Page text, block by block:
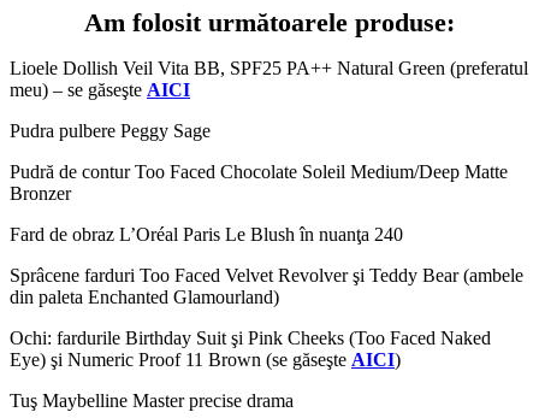
Am folosit următoarele produse:
Lioele Dollish Veil Vita BB, SPF25 PA++ Natural Green (preferatul
meu) – se găseşte AICI
Pudra pulbere Peggy Sage
Pudră de contur Too Faced Chocolate Soleil Medium/Deep Matte
Bronzer
Fard de obraz L’Oréal Paris Le Blush în nuanţa 240
Sprâcene farduri Too Faced Velvet Revolver şi Teddy Bear (ambele
din paleta Enchanted Glamourland)
Ochi: fardurile Birthday Suit şi Pink Cheeks (Too Faced Naked
Eye) şi Numeric Proof 11 Brown (se găseşte AICI)
Tuş Maybelline Master precise drama